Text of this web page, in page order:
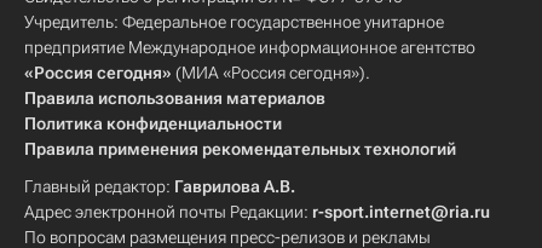
Учредитель: Федеральное государственное унитарное
предприятие Международное информационное агентство
«Россия сегодня» (МИА «Россия сегодня»).
Правила использования материалов
Политика конфиденциальности
Правила применения рекомендательных технологий
Главный редактор: Гаврилова А.В.
Адрес электронной почты Редакции: r-sport.internet@ria.ru
По вопросам размещения пресс-релизов и рекламы